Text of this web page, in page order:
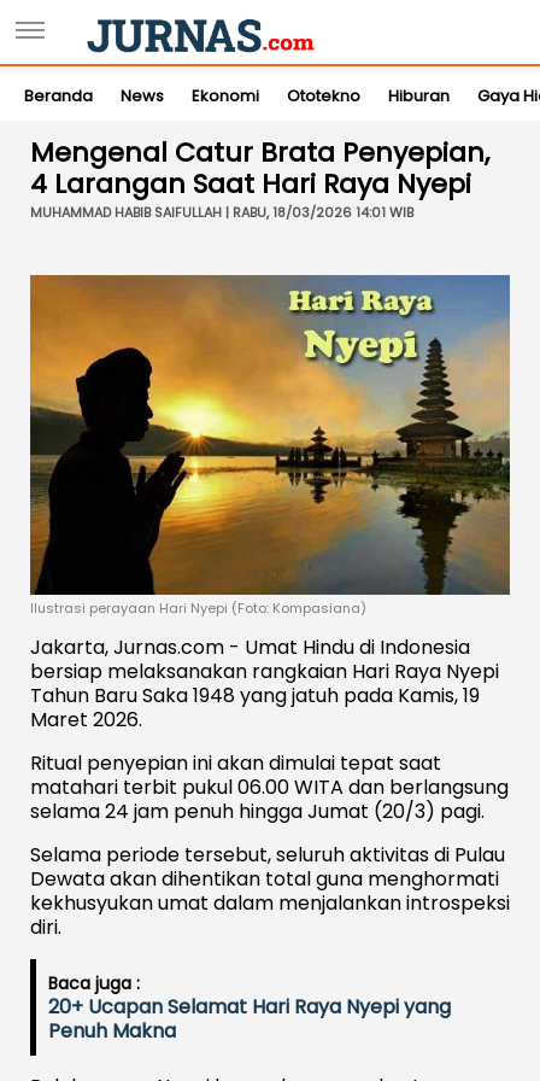
Beranda News Ekonomi Ototekno Hiburan Gaya
Mengenal Catur Brata Penyepian,
4 Larangan Saat Hari Raya Nyepi
MUHAMMAD HABIB SAIFULLAH | RABU, 18/03/2026 14:01 WIB
Ilustrasi perayaan Hari Nyepi (Foto: Kompasiana)
Jakarta, Jurnas.com - Umat Hindu di Indonesia
bersiap melaksanakan rangkaian Hari Raya Nyepi
Tahun Baru Saka 1948 yang jatuh pada Kamis, 19
Maret 2026.
Ritual penyepian ini akan dimulai tepat saat
matahari terbit pukul 06.00 WITA dan berlangsung
selama 24 jam penuh hingga Jumat (20/3) pagi.
Selama periode tersebut, seluruh aktivitas di Pulau
Dewata akan dihentikan total guna menghormati
kekhusyukan umat dalam menjalankan introspeksi
diri.
Baca juga :
20+ Ucapan Selamat Hari Raya Nyepi yang
Penuh Makna